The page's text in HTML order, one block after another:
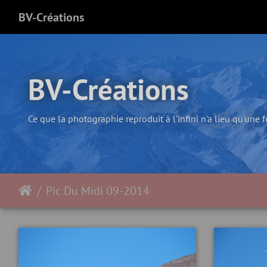
BV-Créations
BV-Créations
Ce que la photographie reproduit à l'infini n'a lieu qu'une
Pic Du Midi 09-2014